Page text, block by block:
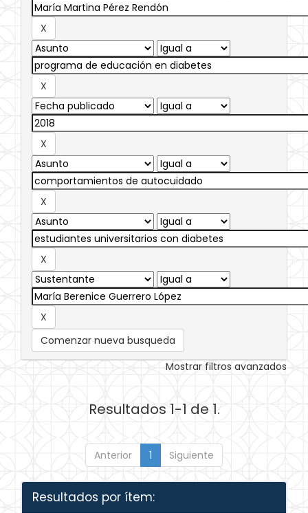
Comenzar nueva busqueda
Mostrar filtros avanzados
Resultados 1-1 de 1.
Anterior 1 Siguiente
Resultados por ítem: